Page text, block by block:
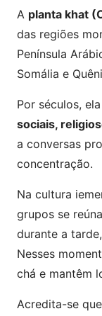
A planta khat
das regiões
Península
Somália e
Por séculos,
sociais,
a conversas
concentração.
Na cultura
grupos se
durante a
Nesses
chá e mantêm
Acredita-se